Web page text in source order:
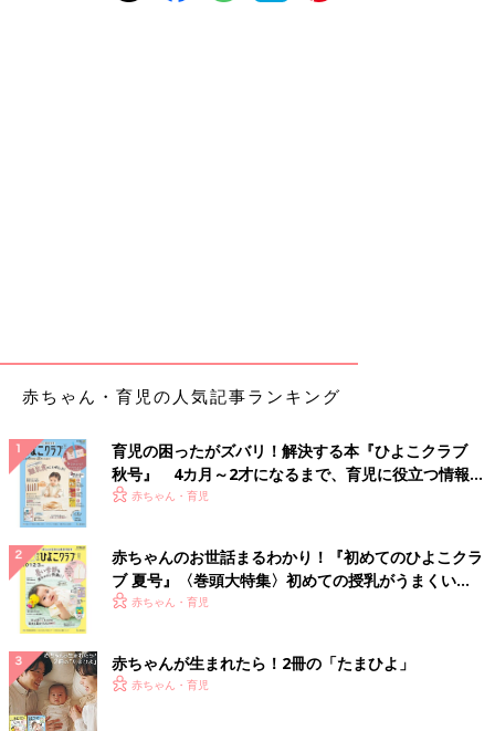
赤ちゃん・育児の人気記事ランキング
育児の困ったがズバリ！解決する本『ひよこクラブ
秋号』 4カ月～2才になるまで、育児に役立つ情報が
いっぱい！
赤ちゃん・育児
赤ちゃんのお世話まるわかり！『初めてのひよこクラ
ブ 夏号』〈巻頭大特集〉初めての授乳がうまくい
く！ おっぱい・ミルクの基本と夏のトラブル 解決テ
赤ちゃん・育児
赤ちゃんが生まれたら！2冊の「たまひよ」
赤ちゃん・育児